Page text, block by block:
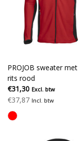
PROJOB sweater
rits rood
€31,30 Excl. btw
€37,87 Incl. btw